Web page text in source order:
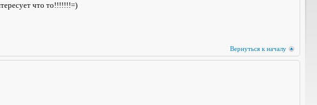
что то!!!!!!!=)
Вернуться к началу